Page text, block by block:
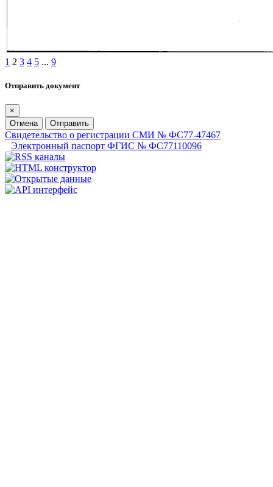
1 2 3 4 5 ... 9
Отправить документ
×
Отмена
Отправить
Свидетельство о регистрации СМИ № ФС77-47467
Электронный паспорт ФГИС № ФС77110096